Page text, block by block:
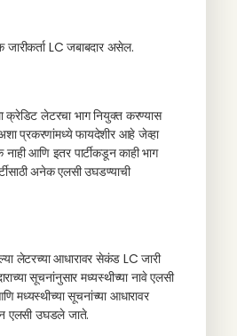
LC जबाबदार असेल.
क्रेडिट लेटरचा भाग नियुक्त करण्यास
प्रकरणांमध्ये फायदेशीर आहे जेव्हा
आणि इतर पार्टीकडून काही भाग
अनेक एलसी उघडण्याची
लेटरच्या आधारावर सेकंड LC जारी
सूचनांनुसार मध्यस्थीच्या नावे एलसी
सूचनांच्या आधारावर
एलसी उघडले जाते.